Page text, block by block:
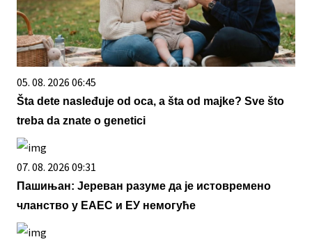
05. 08. 2026 06:45
Šta dete nasleđuje od oca, a šta od majke? Sve što
treba da znate o genetici
07. 08. 2026 09:31
Пашињан: Јереван разуме да је истовремено
чланство у ЕАЕС и ЕУ немогуће